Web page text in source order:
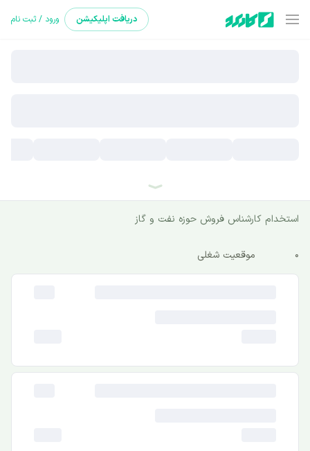
دریافت اپلیکیشن ورود / ثبت نام
استخدام کارشناس فروش حوزه نفت و گاز
0 موقعیت شغلی